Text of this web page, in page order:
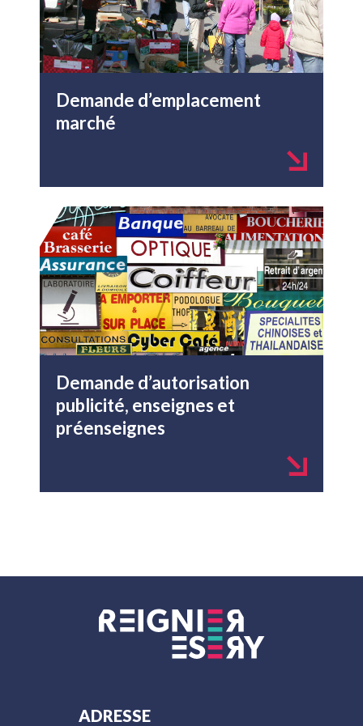
Demande d’emplacement
marché
Demande d’autorisation
publicité, enseignes et
préenseignes
ADRESSE